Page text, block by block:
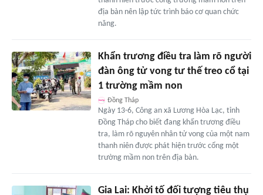
địa bàn nên lập tức trình báo cơ quan chức
năng.
Khẩn trương điều tra làm rõ người
đàn ông tử vong tư thế treo cổ tại
1 trường mầm non
Đồng Tháp
Ngày 13-6, Công an xã Lương Hòa Lạc, tỉnh
Đồng Tháp cho biết đang khẩn trương điều
tra, làm rõ nguyên nhân tử vong của một nam
thanh niên được phát hiện trước cổng một
trường mầm non trên địa bàn.
Gia Lai: Khởi tố đối tượng tiêu thụ